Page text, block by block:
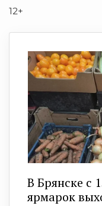
12+
В Брянске с
ярмарок